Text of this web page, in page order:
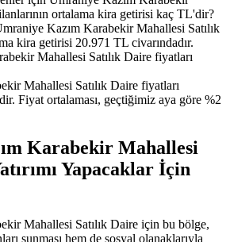
ortalama kira getirisi kaç TL'dir?
Kazım Karabekir Mahallesi Satılık
kira getirisi 20.971 TL civarındadır.
Mahallesi Satılık Daire fiyatları
Mahallesi Satılık Daire fiyatları
Fiyat ortalaması, geçtiğimiz aya göre %2
Karabekir Mahallesi
Yapacaklar İçin
Mahallesi Satılık Daire için bu bölge,
sunması hem de sosyal olanaklarıyla